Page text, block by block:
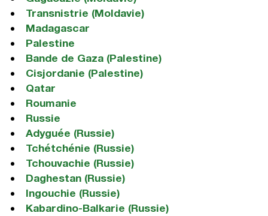
Transnistrie (Moldavie)
Madagascar
Palestine
Bande de Gaza (Palestine)
Cisjordanie (Palestine)
Qatar
Roumanie
Russie
Adyguée (Russie)
Tchétchénie (Russie)
Tchouvachie (Russie)
Daghestan (Russie)
Ingouchie (Russie)
Kabardino-Balkarie (Russie)